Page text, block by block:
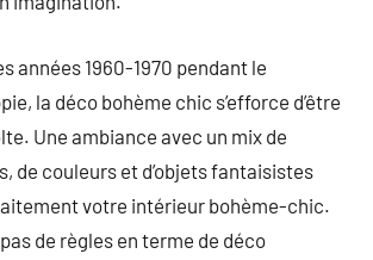
années 1960-1970 pendant le
la déco bohème chic s’efforce d’être
Une ambiance avec un mix de
de couleurs et d’objets fantaisistes
votre intérieur bohème-chic.
pas de règles en terme de déco